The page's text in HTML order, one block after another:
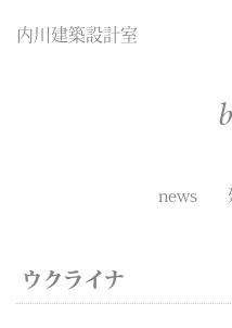
内川建築設計室
news
ウクライナ